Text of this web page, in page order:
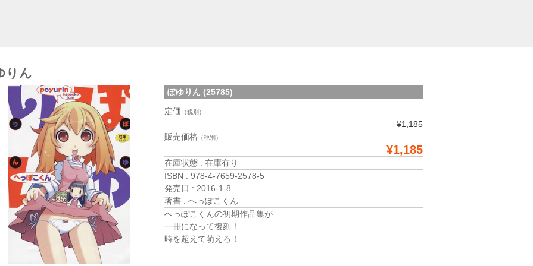
りん
ぽゆりん (25785)
定価 （税別）
¥1,185
販売価格 （税別）
¥1,185
在庫状態 : 在庫有り
ISBN : 978-4-7659-2578-5
発売日 : 2016-1-8
著書 : へっぽこくん
へっぽこくんの初期作品集が
一冊になって復刻！
時を超えて萌えろ！